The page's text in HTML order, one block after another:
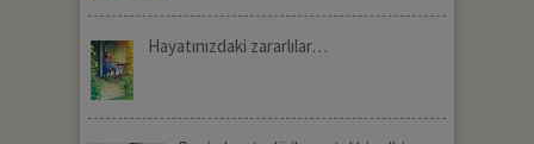
Hayatınızdaki zararlılar…